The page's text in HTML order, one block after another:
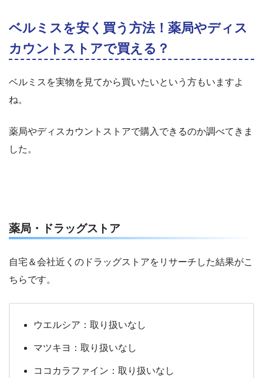
ベルミスを安く買う方法！薬局やディス
カウントストアで買える？
ベルミスを実物を見てから買いたいという方もいますよ
ね。
薬局やディスカウントストアで購入できるのか調べてきま
した。
薬局・ドラッグストア
自宅＆会社近くのドラッグストアをリサーチした結果がこ
ちらです。
ウエルシア：取り扱いなし
マツキヨ：取り扱いなし
ココカラファイン：取り扱いなし